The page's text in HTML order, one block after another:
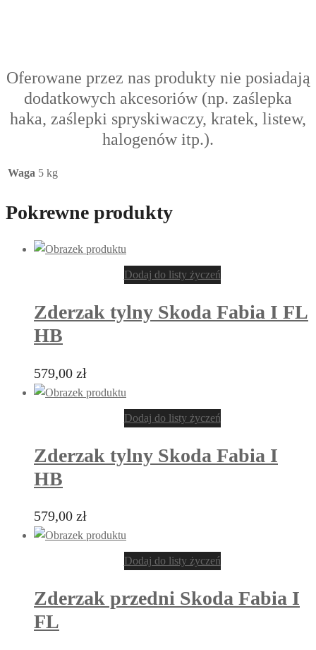
Oferowane przez nas produkty nie posiadają
dodatkowych akcesoriów (np. zaślepka
haka, zaślepki spryskiwaczy, kratek, listew,
halogenów itp.).
Waga 5 kg
Pokrewne produkty
Dodaj do listy życzeń
Zderzak tylny Skoda Fabia I FL
HB
579,00 zł
Dodaj do listy życzeń
Zderzak tylny Skoda Fabia I
HB
579,00 zł
Dodaj do listy życzeń
Zderzak przedni Skoda Fabia I
FL